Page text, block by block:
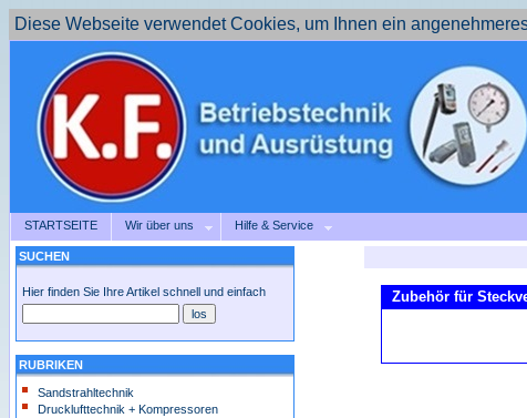
Diese Webseite verwendet Cookies, um Ihnen ein
STARTSEITE Wir über uns Hilfe & Service
SUCHEN
Hier finden Sie Ihre Artikel schnell und einfach
RUBRIKEN
Sandstrahltechnik
Drucklufttechnik + Kompressoren
Zubehör für